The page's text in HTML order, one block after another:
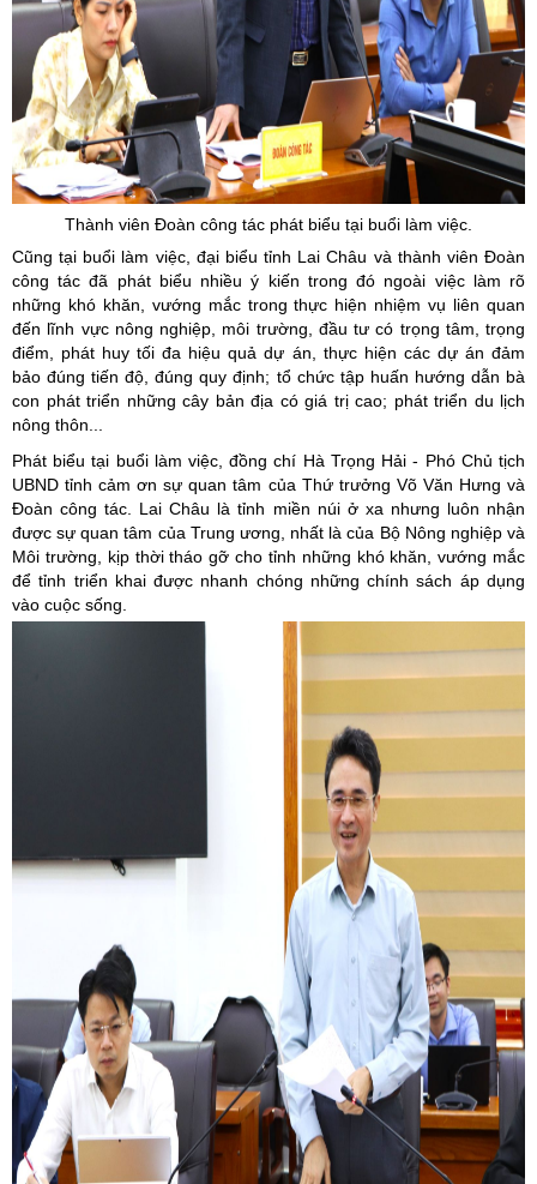
Thành viên Đoàn công tác phát biểu tại buổi làm việc.
Cũng tại buổi làm việc, đại biểu tỉnh Lai Châu và thành viên Đoàn
công tác đã phát biểu nhiều ý kiến trong đó ngoài việc làm rõ
những khó khăn, vướng mắc trong thực hiện nhiệm vụ liên quan
đến lĩnh vực nông nghiệp, môi trường, đầu tư có trọng tâm, trọng
điểm, phát huy tối đa hiệu quả dự án, thực hiện các dự án đảm
bảo đúng tiến độ, đúng quy định; tổ chức tập huấn hướng dẫn bà
con phát triển những cây bản địa có giá trị cao; phát triển du lịch
nông thôn...
Phát biểu tại buổi làm việc, đồng chí Hà Trọng Hải - Phó Chủ tịch
UBND tỉnh cảm ơn sự quan tâm của Thứ trưởng Võ Văn Hưng và
Đoàn công tác. Lai Châu là tỉnh miền núi ở xa nhưng luôn nhận
được sự quan tâm của Trung ương, nhất là của Bộ Nông nghiệp và
Môi trường, kịp thời tháo gỡ cho tỉnh những khó khăn, vướng mắc
để tỉnh triển khai được nhanh chóng những chính sách áp dụng
vào cuộc sống.